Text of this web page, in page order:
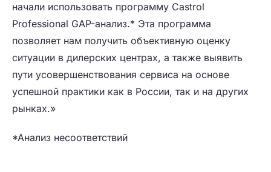
начали использовать программу Castrol
Professional GAP-анализ.* Эта программа
позволяет нам получить объективную оценку
ситуации в дилерских центрах, а также выявить
пути усовершенствования сервиса на основе
успешной практики как в России, так и на других
рынках.»
*Анализ несоответствий